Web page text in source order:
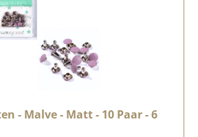
- Malve - Matt - 10 Paar - 6